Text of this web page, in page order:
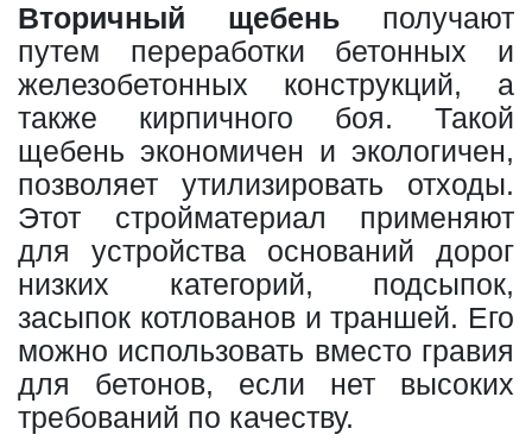
Вторичный щебень получают
путем переработки бетонных и
железобетонных конструкций, а
также кирпичного боя. Такой
щебень экономичен и экологичен,
позволяет утилизировать отходы.
Этот стройматериал применяют
для устройства оснований дорог
низких категорий, подсыпок,
засыпок котлованов и траншей. Его
можно использовать вместо гравия
для бетонов, если нет высоких
требований по качеству.